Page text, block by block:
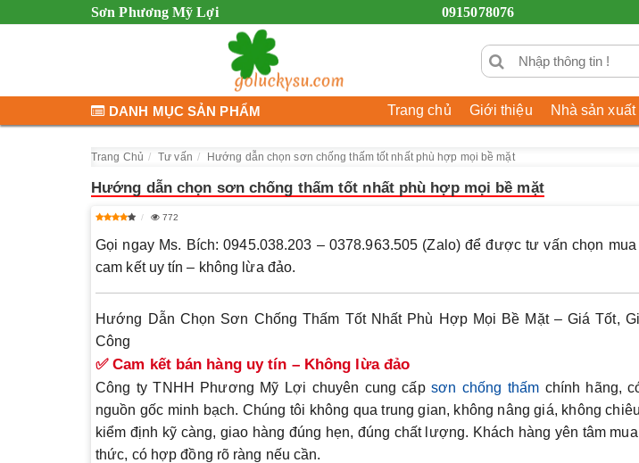
Sơn Phương Mỹ Lợi 0915078076
Trang chủ Giới thiệu Nhà sản xuất
DANH MỤC SẢN PHẨM
Trang Chủ Tư vấn Hướng dẫn chọn sơn chống thấm tốt nhất phù hợp mọi bề mặt
Hướng dẫn chọn sơn chống thấm tốt nhất phù hợp mọi bề mặt
772
Gọi ngay Ms. Bích: 0945.038.203 – 0378.963.505 (Zalo) để được tư vấn chọn
cam kết uy tín – không lừa đảo.
Hướng Dẫn Chọn Sơn Chống Thấm Tốt Nhất Phù Hợp Mọi Bề Mặt – Giá Tốt,
Công
✅ Cam kết bán hàng uy tín – Không lừa đảo
Công ty TNHH Phương Mỹ Lợi chuyên cung cấpsơn chống thấm chính hãng,
nguồn gốc minh bạch. Chúng tôi không qua trung gian, không nâng giá, không
kiểm định kỹ càng, giao hàng đúng hẹn, đúng chất lượng. Khách hàng yên tâm
thức, có hợp đồng rõ ràng nếu cần.